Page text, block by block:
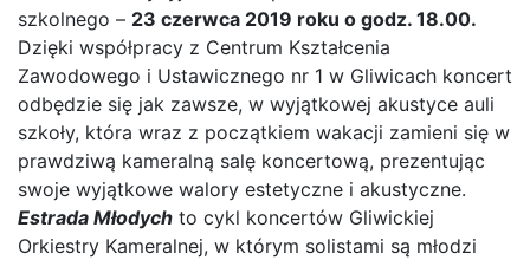
szkolnego – 23 czerwca 2019 roku o godz. 18.00.
Dzięki współpracy z Centrum Kształcenia
Zawodowego i Ustawicznego nr 1 w Gliwicach koncert
odbędzie się jak zawsze, w wyjątkowej akustyce auli
szkoły, która wraz z początkiem wakacji zamieni się w
prawdziwą kameralną salę koncertową, prezentując
swoje wyjątkowe walory estetyczne i akustyczne.
Estrada Młodych to cykl koncertów Gliwickiej
Orkiestry Kameralnej, w którym solistami są młodzi